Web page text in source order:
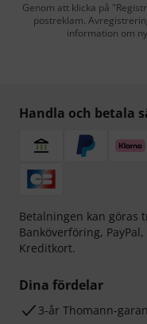
Genom att klicka på
postreklam.
information om
Handla och betala
Betalningen kan göras
Banköverföring, PayPal,
Kreditkort.
Dina fördelar
3-år Thomann-